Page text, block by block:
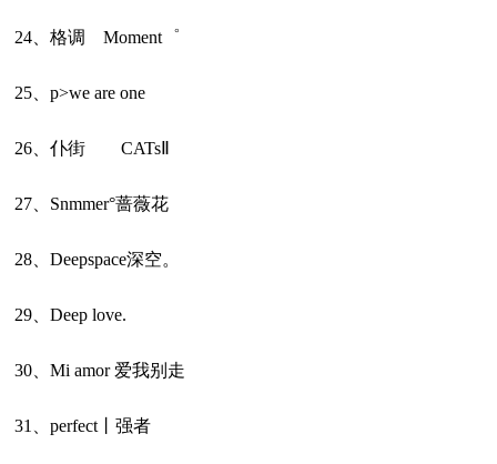
24、格调 Moment゜
25、p>we are one
26、仆街 CATsⅡ
27、Snmmer°蔷薇花
28、Deepspace深空。
29、Deep love.
30、Mi amor 爱我别走
31、perfect丨强者